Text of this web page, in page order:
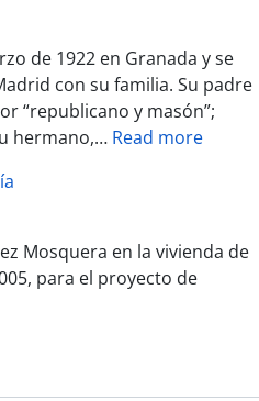
de 1922 en Granada y se
con su familia. Su padre
“republicano y masón”;
hermano,… Read more
Mosquera en la vivienda de
para el proyecto de